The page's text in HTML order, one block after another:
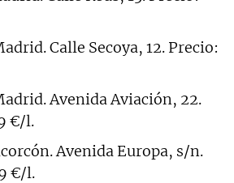
Calle Secoya, 12. Precio:
Avenida Aviación, 22.
€/l.
Avenida Europa, s/n.
€/l.